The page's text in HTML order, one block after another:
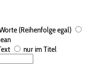
(Reihenfolge egal)
nur im Titel